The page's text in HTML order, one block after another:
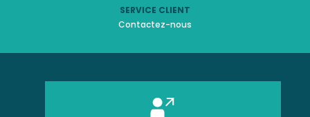
SERVICE CLIENT
Contactez-nous